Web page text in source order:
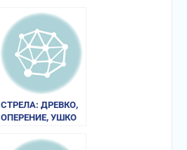
СТРЕЛА: ДРЕВКО,
ОПЕРЕНИЕ, УШКО